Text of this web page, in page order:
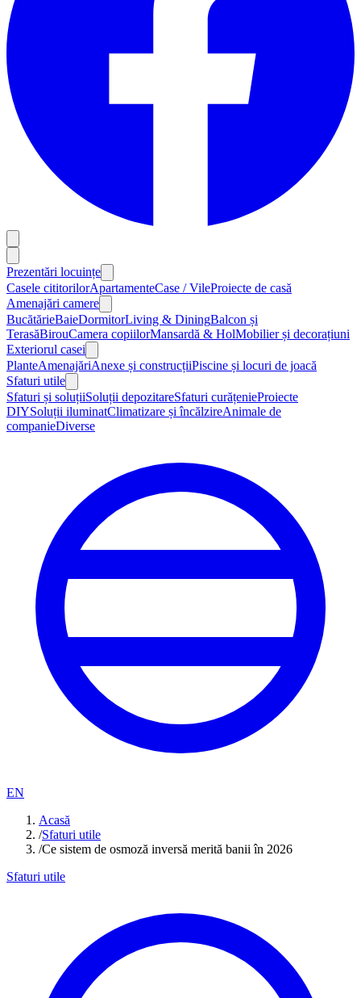
Prezentări locuințe
Casele cititorilorApartamenteCase / VileProiecte de casă
Amenajări camere
BucătărieBaieDormitorLiving & DiningBalcon și
TerasăBirouCamera copiilorMansardă & HolMobilier și decorațiuni
Exteriorul casei
PlanteAmenajăriAnexe și construcțiiPiscine și locuri de joacă
Sfaturi utile
Sfaturi și soluțiiSoluții depozitareSfaturi curățenieProiecte
DIYSoluții iluminatClimatizare și încălzireAnimale de
companieDiverse
EN
Acasă
/Sfaturi utile
/Ce sistem de osmoză inversă merită banii în 2026
Sfaturi utile